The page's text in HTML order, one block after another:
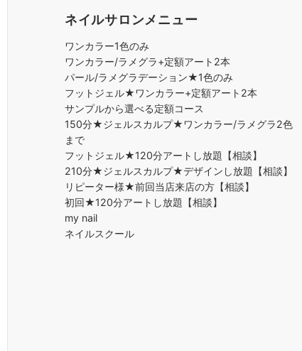
ネイルサロンメニュー
ワンカラー1色のみ
ワンカラー/ラメグラ+定額アート2本
パール/ラメグラデーション★1色のみ
フットジェル★ワンカラー+定額アート2本
サンプルから選べる定額コース
150分★ジェルスカルプ★ワンカラー/ラメグラ2色
まで
フットジェル★120分アートし放題【相談】
210分★ジェルスカルプ★デザインし放題【相談】
リピーター様★前回当店来店の方【相談】
初回★120分アートし放題【相談】
my nail
ネイルスクール